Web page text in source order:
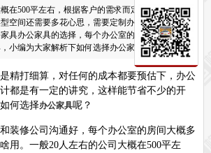
家具
家具案例
在500平左右，根据客户的需求而定，先规划好办
空间还需要多花心思，需要定制办公家具，这样
具办公家具的选择，每个办公室的功能不同，需
小编为大家解析下如何选择办公家具。
精打细算，对任何的成本都要预估下，办公
都是有一定的讲究，这样能节省不少的开
何选择办公家具呢？
装修公司沟通好，每个办公室的房间大概多
用。一般20人左右的公司大概在500平左